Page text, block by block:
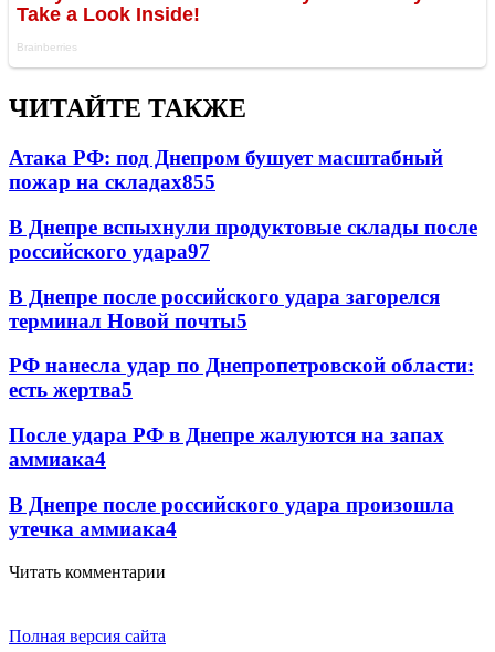
ЧИТАЙТЕ ТАКЖЕ
Атака РФ: под Днепром бушует масштабный
пожар на складах855
В Днепре вспыхнули продуктовые склады после
российского удара97
В Днепре после российского удара загорелся
терминал Новой почты5
РФ нанесла удар по Днепропетровской области:
есть жертва5
После удара РФ в Днепре жалуются на запах
аммиака4
В Днепре после российского удара произошла
утечка аммиака4
Читать комментарии
Полная версия сайта